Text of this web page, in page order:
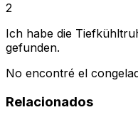
2
Ich habe die
gefunden.
No encontré el
Relacionados